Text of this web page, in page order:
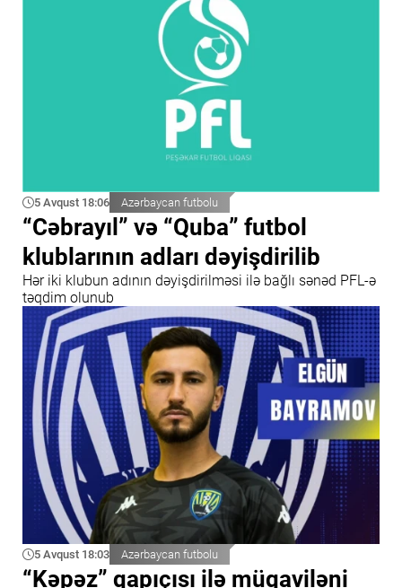
5 Avqust 18:06 Azərbaycan futbolu
“Cəbrayıl” və “Quba” futbol
klublarının adları dəyişdirilib
Hər iki klubun adının dəyişdirilməsi ilə bağlı sənəd PFL-ə
təqdim olunub
5 Avqust 18:03 Azərbaycan futbolu
“Kəpəz” qapıçısı ilə müqaviləni